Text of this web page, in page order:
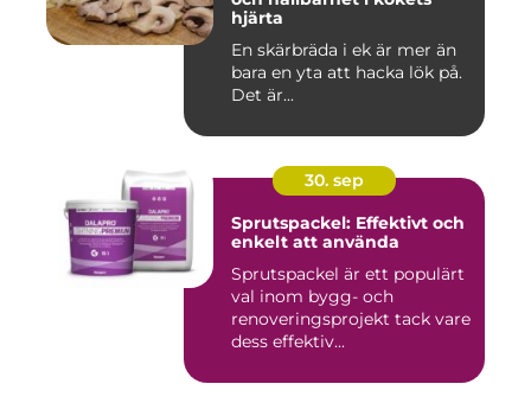
hjärta
En skärbräda i ek är mer än
bara en yta att hacka lök på.
Det är...
30. sep
Sprutspackel: Effektivt och
enkelt att använda
Sprutspackel är ett populärt
val inom bygg- och
renoveringsprojekt tack vare
dess effektiv...